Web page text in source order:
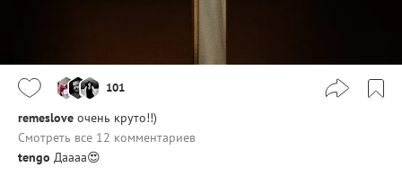
101
remeslove очень круто!!)
Смотреть все 12 комментариев
tengo Даааа😍